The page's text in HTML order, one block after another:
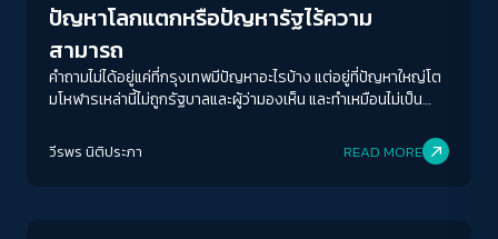
ปัญหาโลกแตกหรือปัญหารัฐไร้ความ
สามารถ
คำถามไม่ได้อยู่แค่ที่กรุงเทพมีปัญหาอะไรบ้าง แต่อยู่ที่ปัญหาใหญ่โต
มโหฬารเหล่านี้ไม่ถูกรัฐบาลและผู้ว่ามองเห็น และทำเหมือนไม่เป็น
วีรพร นิติประภา READ MORE